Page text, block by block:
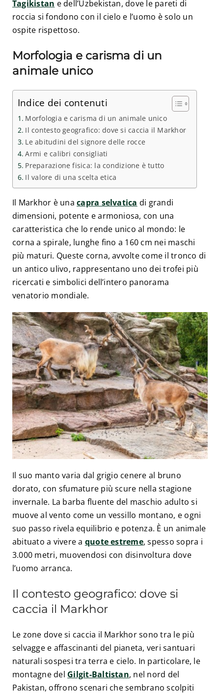
Tagikistan e dell’Uzbekistan, dove le pareti di
roccia si fondono con il cielo e l’uomo è solo un
ospite rispettoso.
Morfologia e carisma di un
animale unico
Indice dei contenuti
Morfologia e carisma di un animale unico
Il contesto geografico: dove si caccia il Markhor
Le abitudini del signore delle rocce
Armi e calibri consigliati
Preparazione fisica: la condizione è tutto
Il valore di una scelta etica
Il Markhor è unacapra selvatica di grandi
dimensioni, potente e armoniosa, con una
caratteristica che lo rende unico al mondo: le
corna a spirale, lunghe fino a 160 cm nei maschi
più maturi. Queste corna, avvolte come il tronco di
un antico ulivo, rappresentano uno dei trofei più
ricercati e simbolici dell’intero panorama
venatorio mondiale.
Il suo manto varia dal grigio cenere al bruno
dorato, con sfumature più scure nella stagione
invernale. La barba fluente del maschio adulto si
muove al vento come un vessillo montano, e ogni
suo passo rivela equilibrio e potenza. È un animale
abituato a vivere a quote estreme, spesso sopra i
3.000 metri, muovendosi con disinvoltura dove
l’uomo arranca.
Il contesto geografico: dove si
caccia il Markhor
Le zone dove si caccia il Markhor sono tra le più
selvagge e affascinanti del pianeta, veri santuari
naturali sospesi tra terra e cielo. In particolare, le
montagne del Gilgit-Baltistan, nel nord del
Pakistan, offrono scenari che sembrano scolpiti